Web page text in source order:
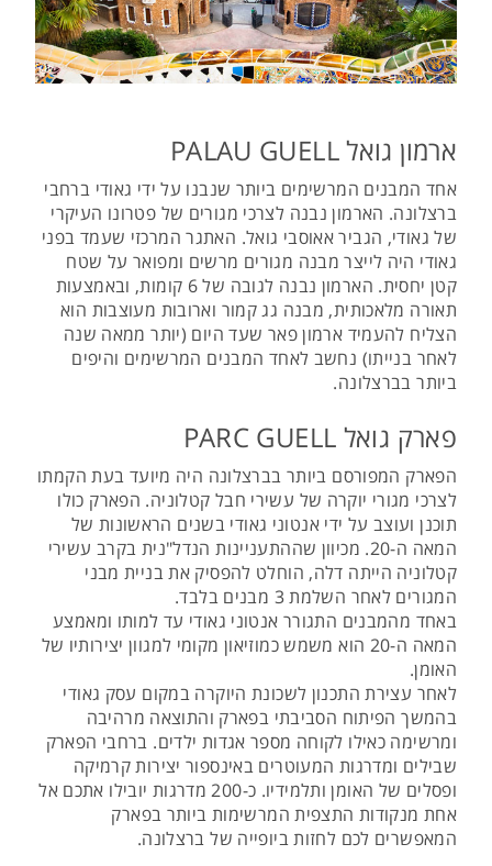
ארמון גואל PALAU GUELL
אחד המבנים המרשימים ביותר שנבנו על ידי גאודי ברחבי
ברצלונה. הארמון נבנה לצרכי מגורים של פטרונו העיקרי
של גאודי, הגביר אאוסבי גואל. האתגר המרכזי שעמד בפני
גאודי היה לייצר מבנה מגורים מרשים ומפואר על שטח
קטן יחסית. הארמון נבנה לגובה של 6 קומות, ובאמצעות
תאורה מלאכותית, מבנה גג קמור וארובות מעוצבות הוא
הצליח להעמיד ארמון פאר שעד היום (יותר ממאה שנה
לאחר בנייתו) נחשב לאחד המבנים המרשימים והיפים
ביותר בברצלונה.
פארק גואל PARC GUELL
הפארק המפורסם ביותר בברצלונה היה מיועד בעת הקמתו
לצרכי מגורי יוקרה של עשירי חבל קטלוניה. הפארק כולו
תוכנן ועוצב על ידי אנטוני גאודי בשנים הראשונות של
המאה ה-20. מכיוון שההתעניינות הנדל"נית בקרב עשירי
קטלוניה הייתה דלה, הוחלט להפסיק את בניית מבני
המגורים לאחר השלמת 3 מבנים בלבד.
באחד מהמבנים התגורר אנטוני גאודי עד למותו ומאמצע
המאה ה-20 הוא משמש כמוזיאון מקומי למגוון יצירותיו של
האומן.
לאחר עצירת התכנון לשכונת היוקרה במקום עסק גאודי
בהמשך הפיתוח הסביבתי בפארק והתוצאה מרהיבה
ומרשימה כאילו לקוחה מספר אגדות ילדים. ברחבי הפארק
שבילים ומדרגות המעוטרים באינספור יצירות קרמיקה
ופסלים של האומן ותלמידיו. כ-200 מדרגות יובילו אתכם אל
אחת מנקודות התצפית המרשימות ביותר בפארק
המאפשרים לכם לחזות ביופייה של ברצלונה.